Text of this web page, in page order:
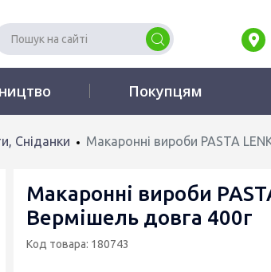
Покупцям
Сніданки Макаронні вироби PASTA
Макаронні вироби
Вермішель довга 400г
Код товара: 180743